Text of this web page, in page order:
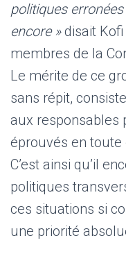
politiques
encore »disait Kofi
membres de la
Le mérite de ce
sans répit,
aux responsables
éprouvés en toute
C’est ainsi qu’il
politiques
ces situations si
une priorité